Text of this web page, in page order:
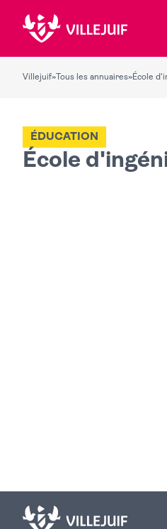
Villejuif» Tous les annuaires»École
École
ÉDUCATION